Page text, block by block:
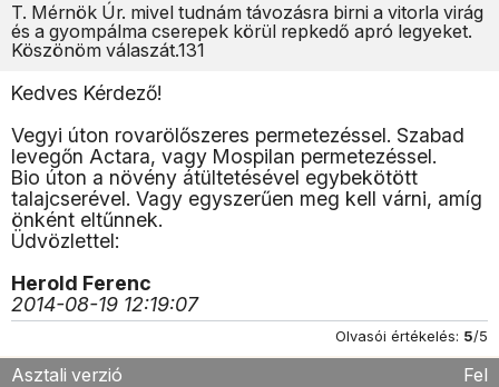
T. Mérnök Úr. mivel tudnám távozásra birni a vitorla virág
és a gyompálma cserepek körül repkedő apró legyeket.
Köszönöm válaszát.131
Kedves Kérdező!
Vegyi úton rovarölőszeres permetezéssel. Szabad
levegőn Actara, vagy Mospilan permetezéssel.
Bio úton a növény átültetésével egybekötött
talajcserével. Vagy egyszerűen meg kell várni, amíg
önként eltűnnek.
Üdvözlettel:
Herold Ferenc
2014-08-19 12:19:07
Olvasói értékelés: 5/5
Asztali verzió Fel